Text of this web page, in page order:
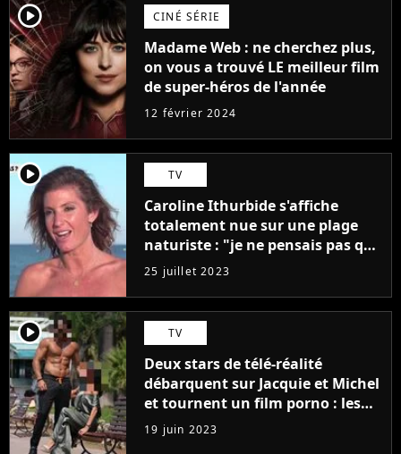
player2 CINÉ SÉRIE
Madame Web : ne cherchez plus,
on vous a trouvé LE meilleur film
de super-héros de l'année
12 février 2024
player2 TV
Caroline Ithurbide s'affiche
totalement nue sur une plage
naturiste : "je ne pensais pas que
j'arriverais à le faire..."
25 juillet 2023
player2 TV
Deux stars de télé-réalité
débarquent sur Jacquie et Michel
et tournent un film porno : les
premières images du tournage
(exclu)
19 juin 2023